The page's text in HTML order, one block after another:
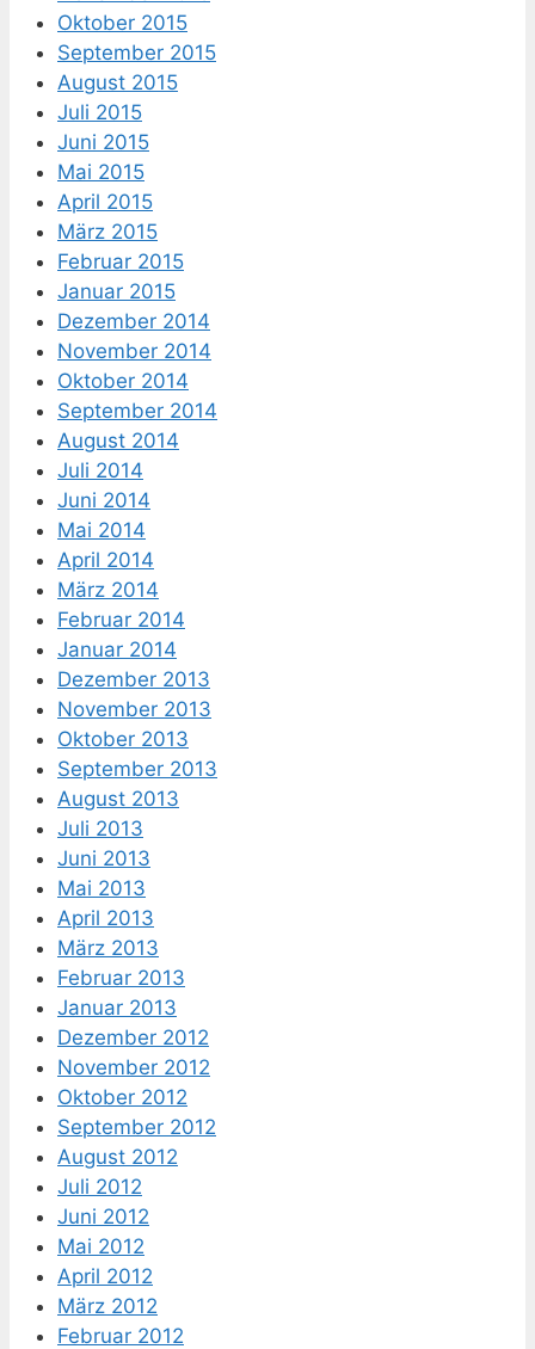
Oktober 2015
September 2015
August 2015
Juli 2015
Juni 2015
Mai 2015
April 2015
März 2015
Februar 2015
Januar 2015
Dezember 2014
November 2014
Oktober 2014
September 2014
August 2014
Juli 2014
Juni 2014
Mai 2014
April 2014
März 2014
Februar 2014
Januar 2014
Dezember 2013
November 2013
Oktober 2013
September 2013
August 2013
Juli 2013
Juni 2013
Mai 2013
April 2013
März 2013
Februar 2013
Januar 2013
Dezember 2012
November 2012
Oktober 2012
September 2012
August 2012
Juli 2012
Juni 2012
Mai 2012
April 2012
März 2012
Februar 2012